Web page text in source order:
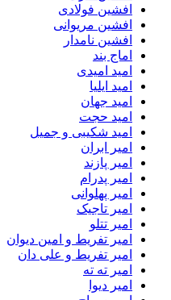
افشین فولادی
افشین مریوانی
افشین نامدار
اماج بند
امید امیدی
امید ایلیا
امید جهان
امید حجت
امید شکیبی و جمیل
امیر ابران
امیر پازند
امیر پدرام
امیر پهلوانی
امیر تاجیک
امیر تتلو
امیر تفریط و امین دیوان
امیر تفریط و علی دان
امیر ته ته
امیر دیوا